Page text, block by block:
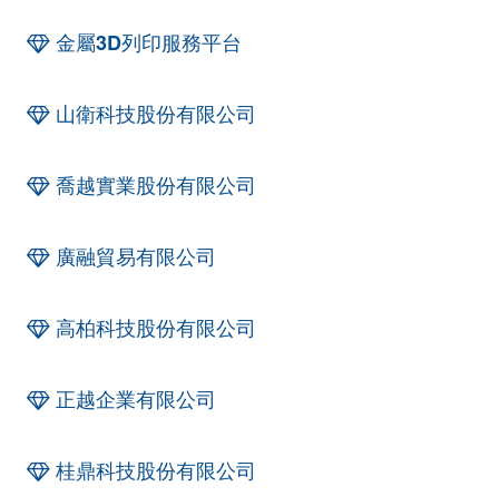
金屬3D列印服務平台
山衛科技股份有限公司
喬越實業股份有限公司
廣融貿易有限公司
高柏科技股份有限公司
正越企業有限公司
桂鼎科技股份有限公司